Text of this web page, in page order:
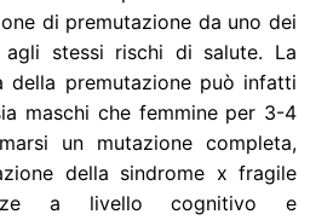
di premutazione da uno dei
stessi rischi di salute. La
della premutazione può infatti
maschi che femmine per 3-4
un mutazione completa,
della sindrome x fragile
a livello cognitivo e